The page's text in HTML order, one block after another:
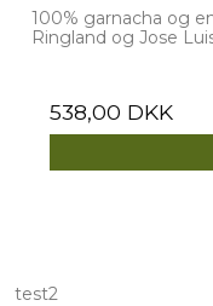
100% garnacha og
Ringland og Jose
538,00 DKK
test2